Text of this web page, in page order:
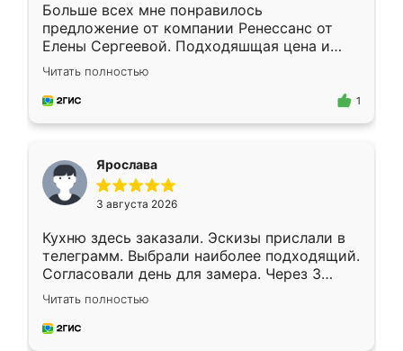
Больше всех мне понравилось
предложение от компании Ренессанс от
Елены Сергеевой. Подходяшщая цена и
короткие сроки изготовления. Приехавший
для замера сотрудник Владислав
предложил по моему эскизу самый
Читать полностью
1
Ярослава
3 августа 2026
Кухню здесь заказали. Эскизы прислали в
телеграмм. Выбрали наиболее подходящий.
Согласовали день для замера. Через 3
недели кухня была уже готова. Остались
довольны работой. Спасибо Ренессанс
мебель за качественную работу!
Читать полностью